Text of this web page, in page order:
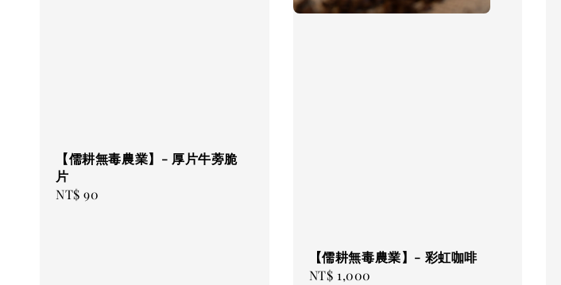
【儒耕無毒農業】- 厚片牛蒡脆
片
Regular
NT$ 90
【儒耕無毒農業】- 彩虹咖啡
Regular
NT$ 1,000